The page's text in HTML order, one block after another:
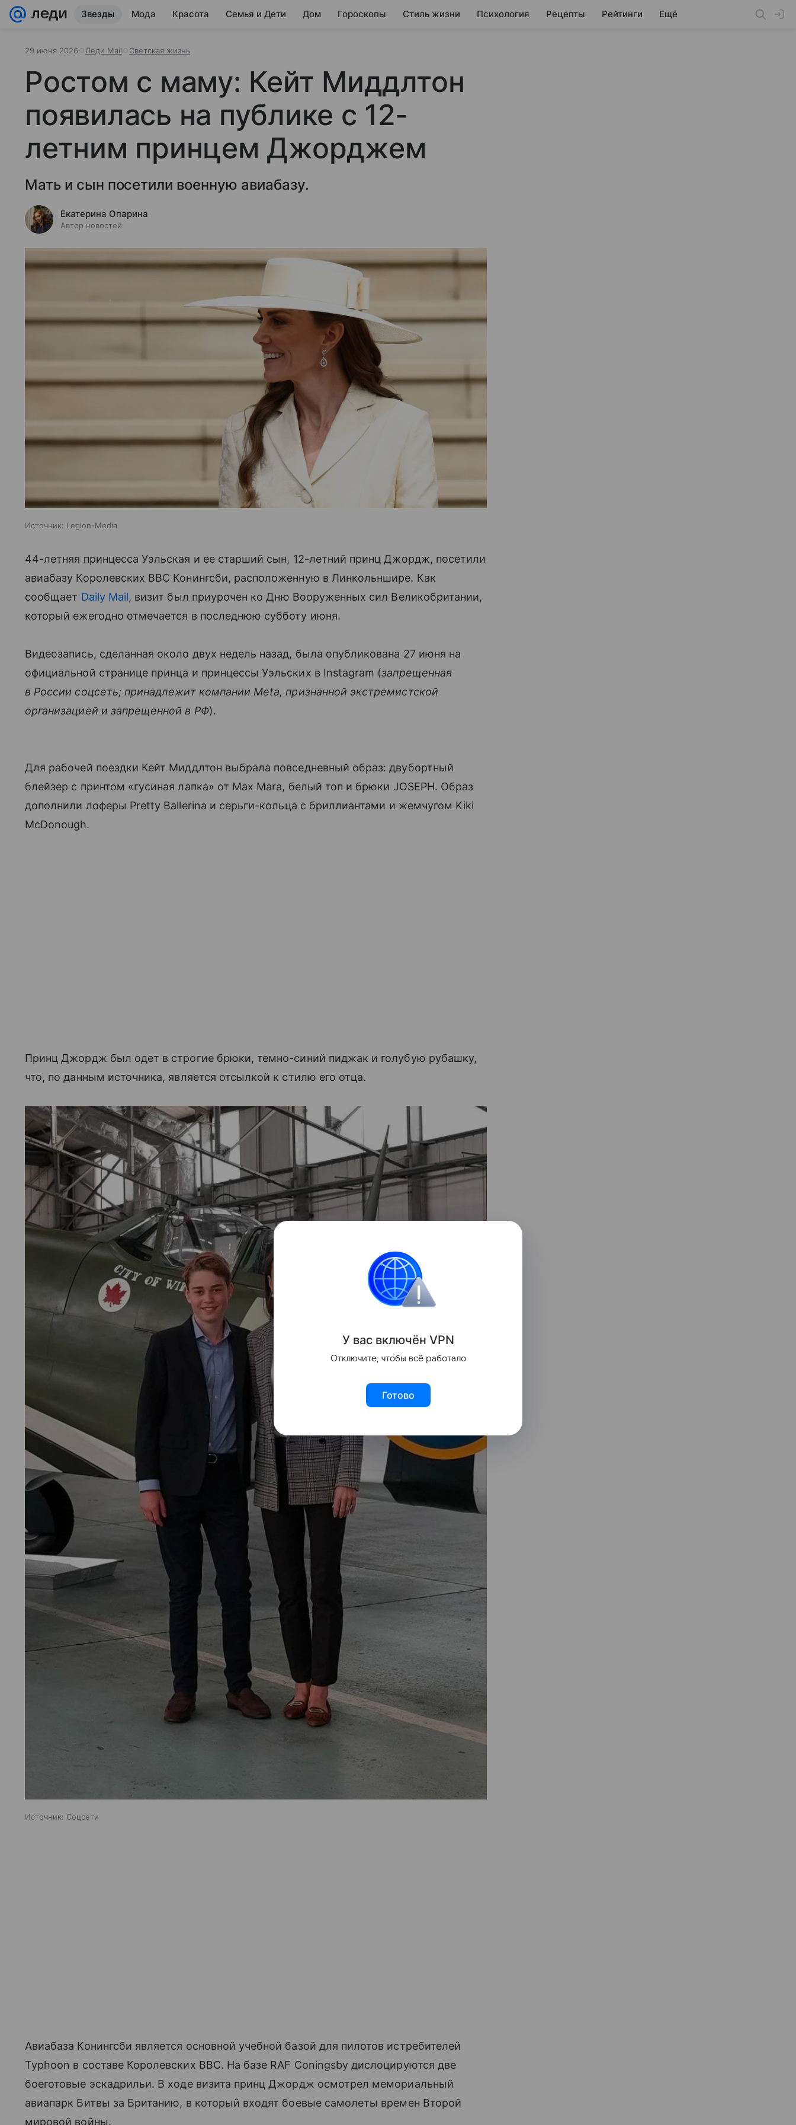
Звезды Мода Красота Семья и Дети Дом Гороскопы Стиль жизни Психология Рецепты Рейтинги Ещё
29 июня 2026 Леди Mail Светская жизнь
Ростом с маму: Кейт Миддлтон
появилась на публике с 12-
летним принцем Джорджем
Мать и сын посетили военную авиабазу.
Екатерина Опарина
Автор новостей
Источник: Legion-Media
44-летняя принцесса Уэльская и ее старший сын, 12-летний принц Джордж, посетили
авиабазу Королевских ВВС Конингсби, расположенную в Линкольншире. Как
сообщает Daily Mail, визит был приурочен ко Дню Вооруженных сил Великобритании,
который ежегодно отмечается в последнюю субботу июня.
Видеозапись, сделанная около двух недель назад, была опубликована 27 июня на
официальной странице принца и принцессы Уэльских в Instagram (запрещенная
в России соцсеть; принадлежит компании Meta, признанной экстремистской
организацией и запрещенной в РФ).
Для рабочей поездки Кейт Миддлтон выбрала повседневный образ: двубортный
блейзер с принтом «гусиная лапка» от Max Mara, белый топ и брюки JOSEPH. Образ
дополнили лоферы Pretty Ballerina и серьги-кольца с бриллиантами и жемчугом Kiki
McDonough.
Принц Джордж был одет в строгие брюки, темно-синий пиджак и голубую рубашку,
что, по данным источника, является отсылкой к стилю его отца.
Источник: Соцсети
Авиабаза Конингсби является основной учебной базой для пилотов истребителей
Typhoon в составе Королевских ВВС. На базе RAF Coningsby дислоцируются две
боеготовые эскадрильи. В ходе визита принц Джордж осмотрел мемориальный
авиапарк Битвы за Британию, в который входят боевые самолеты времен Второй
мировой войны.
У вас включён VPN
Отключите, чтобы всё работало
Готово